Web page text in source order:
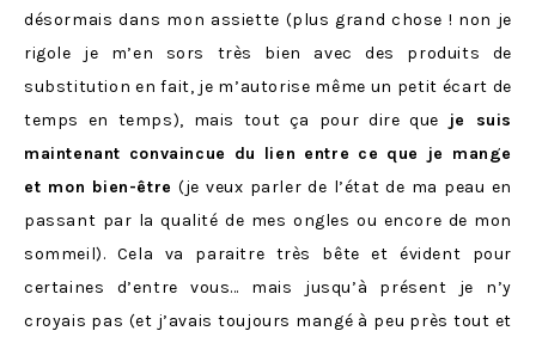
désormais dans mon assiette (plus grand chose ! non je
rigole je m’en sors très bien avec des produits de
substitution en fait, je m’autorise même un petit écart de
temps en temps), mais tout ça pour dire que
je suis
maintenant convaincue du lien entre ce que je mange
et mon bien-être (je veux parler de l’état de ma peau en
passant par la qualité de mes ongles ou encore de mon
sommeil). Cela va paraitre très bête et évident pour
certaines d’entre vous… mais jusqu’à présent je n’y
croyais pas (et j’avais toujours mangé à peu près tout et